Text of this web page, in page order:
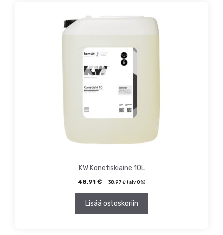
KW Konetiskiaine 10L
48,91 € 38,97 €(alv 0%)
Lisää ostoskoriin